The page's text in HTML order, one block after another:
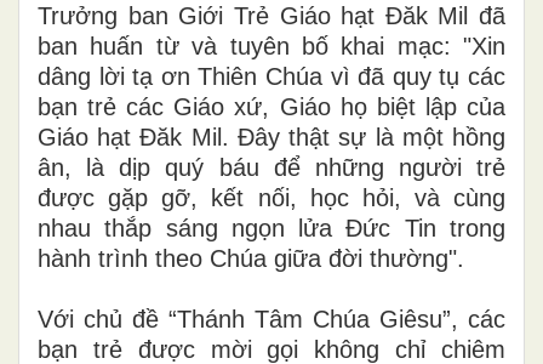
Trưởng ban Giới Trẻ Giáo hạt Đăk Mil đã
ban huấn từ và tuyên bố khai mạc: "Xin
dâng lời tạ ơn Thiên Chúa vì đã quy tụ các
bạn trẻ các Giáo xứ, Giáo họ biệt lập của
Giáo hạt Đăk Mil. Đây thật sự là một hồng
ân, là dịp quý báu để những người trẻ
được gặp gỡ, kết nối, học hỏi, và cùng
nhau thắp sáng ngọn lửa Đức Tin trong
hành trình theo Chúa giữa đời thường".
Với chủ đề “Thánh Tâm Chúa Giêsu”, các
bạn trẻ được mời gọi không chỉ chiêm